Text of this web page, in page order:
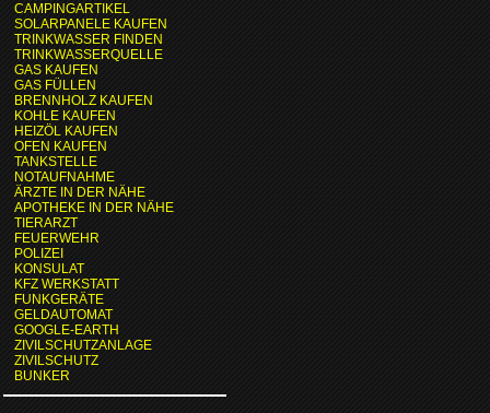
CAMPINGARTIKEL
SOLARPANELE KAUFEN
TRINKWASSER FINDEN
TRINKWASSERQUELLE
GAS KAUFEN
GAS FÜLLEN
BRENNHOLZ KAUFEN
KOHLE KAUFEN
HEIZÖL KAUFEN
OFEN KAUFEN
TANKSTELLE
NOTAUFNAHME
ÄRZTE IN DER NÄHE
APOTHEKE IN DER NÄHE
TIERARZT
FEUERWEHR
POLIZEI
KONSULAT
KFZ WERKSTATT
FUNKGERÄTE
GELDAUTOMAT
GOOGLE-EARTH
ZIVILSCHUTZANLAGE
ZIVILSCHUTZ
BUNKER